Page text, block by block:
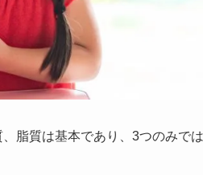
脂質は基本であり、3つのみでは